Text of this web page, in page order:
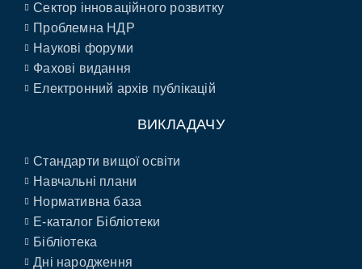
Сектор інноваційного розвитку
Проблемна НДР
Наукові форуми
Фахові видання
Електронний архів публікацій
ВИКЛАДАЧУ
Стандарти вищої освіти
Навчальні плани
Нормативна база
E-каталог Бібліотеки
Бібліотека
Дні народження